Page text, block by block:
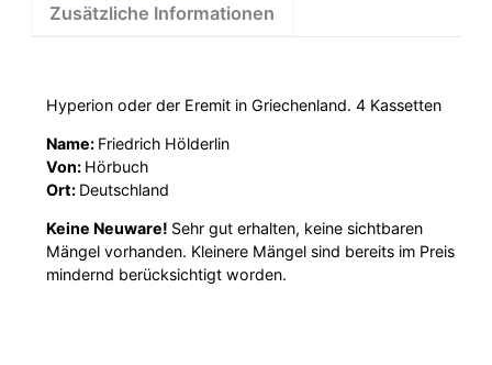
Zusätzliche Informationen
Hyperion oder der Eremit in Griechenland. 4 Kassetten
Name: Friedrich Hölderlin
Von: Hörbuch
Ort: Deutschland
Keine Neuware! Sehr gut erhalten, keine sichtbaren
Mängel vorhanden. Kleinere Mängel sind bereits im Preis
mindernd berücksichtigt worden.